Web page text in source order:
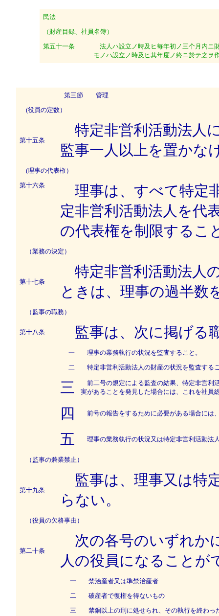
民法
（財産目録、社員名簿）
第五十一条
法人ハ設立ノ時及ヒ毎年初ノ三个月内ニ
モノハ設立ノ時及ヒ其年度ノ終ニ於テ之ヲ
第三節 管理
(役員の定数）
第十五条
特定非営利活動法人
監事一人以上を置かな
(理事の代表権）
第十六条
理事は、すべて特定
定非営利活動法人を代
の代表権を制限するこ
（業務の決定）
第十七条
特定非営利活動法人
ときは、理事の過半数
（監事の職務）
第十八条 監事は、次に掲げる
一
理事の業務執行の状況を監査すること。
二
特定非営利活動法人の財産の状況を監査する
三
前二号の規定による監査の結果、特定非営利
実があることを発見した場合には、これを社員
四 前号の報告をするために必要がある場合には
五 理事の業務執行の状況又は特定非営利活動法
（監事の兼業禁止）
第十九条
監事は、理事又は特
らない。
（役員の欠格事由）
第二十条
次の各号のいずれか
人の役員になることが
一
禁治産者又は準禁治産者
二
破産者で復権を得ないもの
三
禁錮以上の刑に処せられ、その執行を終わっ